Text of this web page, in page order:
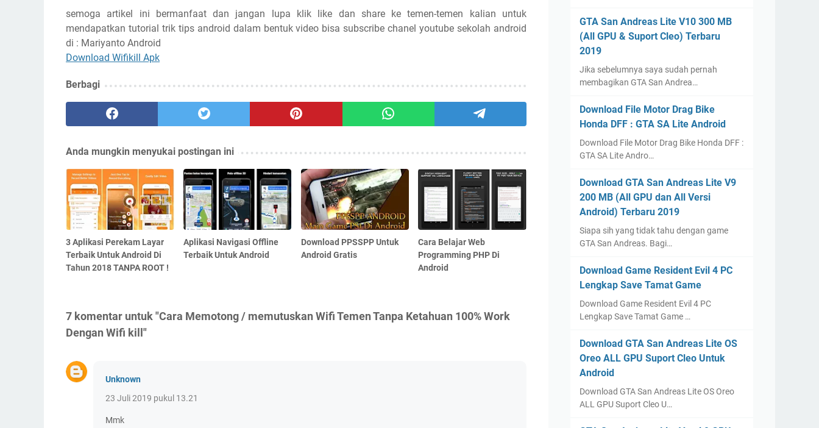
semoga artikel ini bermanfaat dan jangan lupa klik like dan share ke temen-temen kalian untuk
mendapatkan tutorial trik tips android dalam bentuk video bisa subscribe chanel youtube sekolah android
di : Mariyanto Android
Download Wifikill Apk
Berbagi
Anda mungkin menyukai postingan ini
3 Aplikasi Perekam Layar
Terbaik Untuk Android Di
Tahun 2018 TANPA ROOT !
Aplikasi Navigasi Offline
Terbaik Untuk Android
Download PPSSPP Untuk
Android Gratis
Cara Belajar Web
Programming PHP Di
Android
7 komentar untuk "Cara Memotong / memutuskan Wifi Temen Tanpa Ketahuan 100% Work
Dengan Wifi kill"
Unknown
23 Juli 2019 pukul 13.21
Mmk
GTA San Andreas Lite V10 300 MB
(All GPU & Suport Cleo) Terbaru
2019
Jika sebelumnya saya sudah pernah
membagikan GTA San Andrea…
Download File Motor Drag Bike
Honda DFF : GTA SA Lite Android
Download File Motor Drag Bike Honda DFF :
GTA SA Lite Andro…
Download GTA San Andreas Lite V9
200 MB (All GPU dan All Versi
Android) Terbaru 2019
Siapa sih yang tidak tahu dengan game
GTA San Andreas. Bagi…
Download Game Resident Evil 4 PC
Lengkap Save Tamat Game
Download Game Resident Evil 4 PC
Lengkap Save Tamat Game …
Download GTA San Andreas Lite OS
Oreo ALL GPU Suport Cleo Untuk
Android
Download GTA San Andreas Lite OS Oreo
ALL GPU Suport Cleo U…